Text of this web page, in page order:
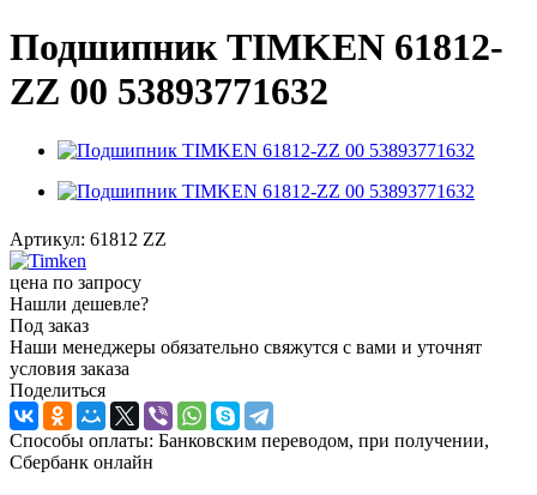
Подшипник TIMKEN 61812-
ZZ 00 53893771632
Артикул: 61812 ZZ
цена по запросу
Нашли дешевле?
Под заказ
Наши менеджеры обязательно свяжутся с вами и уточнят
условия заказа
Поделиться
Способы оплаты: Банковским переводом, при получении,
Сбербанк онлайн